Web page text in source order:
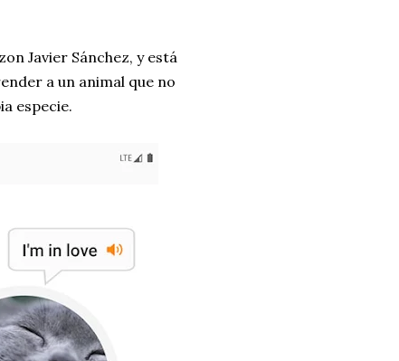
Javier Sánchez, y está
a un animal que no
especie.